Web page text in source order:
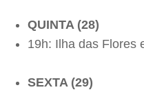
QUINTA (28)
19h: Ilha das Flores
SEXTA (29)